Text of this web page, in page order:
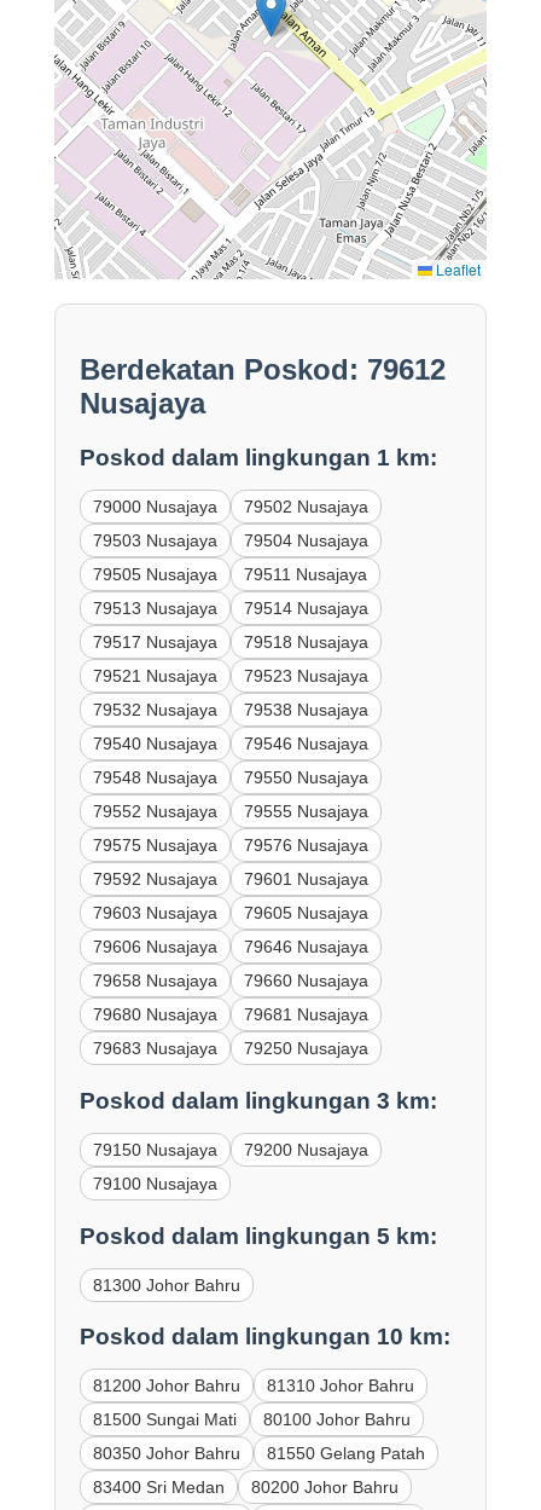
Leaflet
Berdekatan Poskod: 79612
Nusajaya
Poskod dalam lingkungan 1 km:
79000 Nusajaya
79502 Nusajaya
79503 Nusajaya
79504 Nusajaya
79505 Nusajaya
79511 Nusajaya
79513 Nusajaya
79514 Nusajaya
79517 Nusajaya
79518 Nusajaya
79521 Nusajaya
79523 Nusajaya
79532 Nusajaya
79538 Nusajaya
79540 Nusajaya
79546 Nusajaya
79548 Nusajaya
79550 Nusajaya
79552 Nusajaya
79555 Nusajaya
79575 Nusajaya
79576 Nusajaya
79592 Nusajaya
79601 Nusajaya
79603 Nusajaya
79605 Nusajaya
79606 Nusajaya
79646 Nusajaya
79658 Nusajaya
79660 Nusajaya
79680 Nusajaya
79681 Nusajaya
79683 Nusajaya
79250 Nusajaya
Poskod dalam lingkungan 3 km:
79150 Nusajaya
79200 Nusajaya
79100 Nusajaya
Poskod dalam lingkungan 5 km:
81300 Johor Bahru
Poskod dalam lingkungan 10 km:
81200 Johor Bahru
81310 Johor Bahru
81500 Sungai Mati
80100 Johor Bahru
80350 Johor Bahru
81550 Gelang Patah
83400 Sri Medan
80200 Johor Bahru